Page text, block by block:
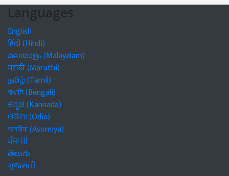
Languages
English
हिंदी (Hindi)
മലയാളം (Malayalam)
मराठी (Marathi)
தமிழ் (Tamil)
বাঙালি (Bengali)
ಕನ್ನಡ (Kannada)
ଓଡିଆ (Odia)
অসমীয়া (Asomiya)
ਪੰਜਾਬੀ
తెలుగు
ગુજરાતી